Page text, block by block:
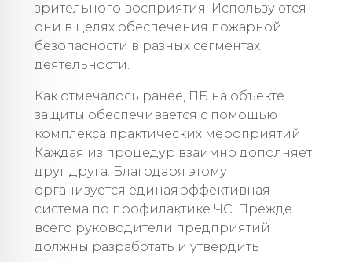
зрительного восприятия. Используются
они в целях обеспечения пожарной
безопасности в разных сегментах
деятельности.
Как отмечалось ранее, ПБ на объекте
защиты обеспечивается с помощью
комплекса практических мероприятий.
Каждая из процедур взаимно дополняет
друг друга. Благодаря этому
организуется единая эффективная
система по профилактике ЧС. Прежде
всего руководители предприятий
должны разработать и утвердить